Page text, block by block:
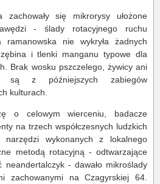
zachowały się mikrorysy ułożone
- ślady rotacyjnego ruchu
ramanowska nie wykryła żadnych
i tlenki manganu typowe dla
Brak wosku pszczelego, żywicy ani
są z późniejszych zabiegów
kulturach.
o celowym wierceniu, badacze
na trzech współczesnych ludzkich
narzędzi wykonanych z lokalnego
metodą rotacyjną - odtwarzające
neandertalczyk - dawało mikroślady
zachowanymi na Czagyrskiej 64.